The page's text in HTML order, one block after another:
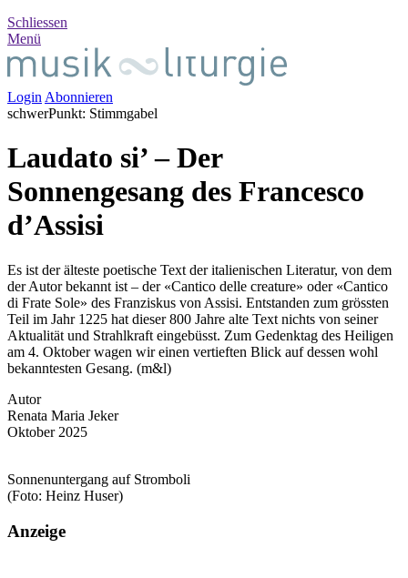
Schliessen
Menü
Login Abonnieren
schwerPunkt: Stimmgabel
Laudato si’ – Der
Sonnengesang des Francesco
d’Assisi
Es ist der älteste poetische Text der italienischen Literatur, von dem
der Autor bekannt ist – der «Cantico delle creature» oder «Cantico
di Frate Sole» des Franziskus von Assisi. Entstanden zum grössten
Teil im Jahr 1225 hat dieser 800 Jahre alte Text nichts von seiner
Aktualität und Strahlkraft eingebüsst. Zum Gedenktag des Heiligen
am 4. Oktober wagen wir einen vertieften Blick auf dessen wohl
bekanntesten Gesang. (m&l)
Autor
Renata Maria Jeker
Oktober 2025
Sonnenuntergang auf Stromboli
(Foto: Heinz Huser)
Anzeige